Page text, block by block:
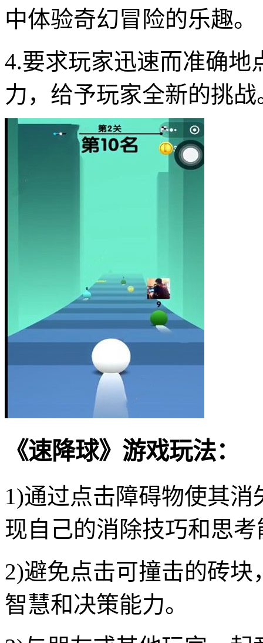
中体验奇幻冒险的乐趣。
4.要求玩家迅速而准确地
力，给予玩家全新的挑战
《速降球》游戏玩法：
1)通过点击障碍物使其
现自己的消除技巧和思考
2)避免点击可撞击的砖
智慧和决策能力。